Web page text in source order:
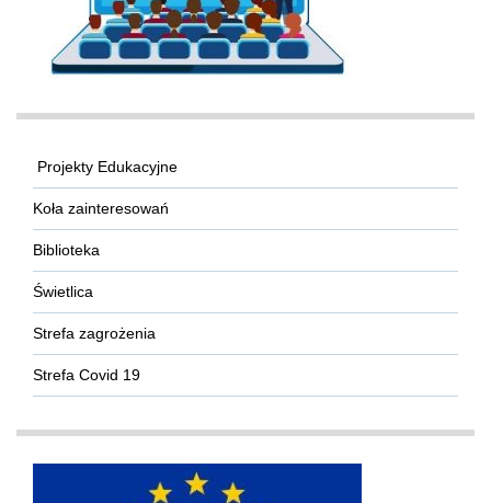
Projekty Edukacyjne
Koła zainteresowań
Biblioteka
Świetlica
Strefa zagrożenia
Strefa Covid 19